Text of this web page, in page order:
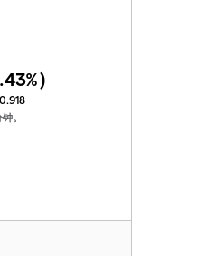
%)
0.918
。